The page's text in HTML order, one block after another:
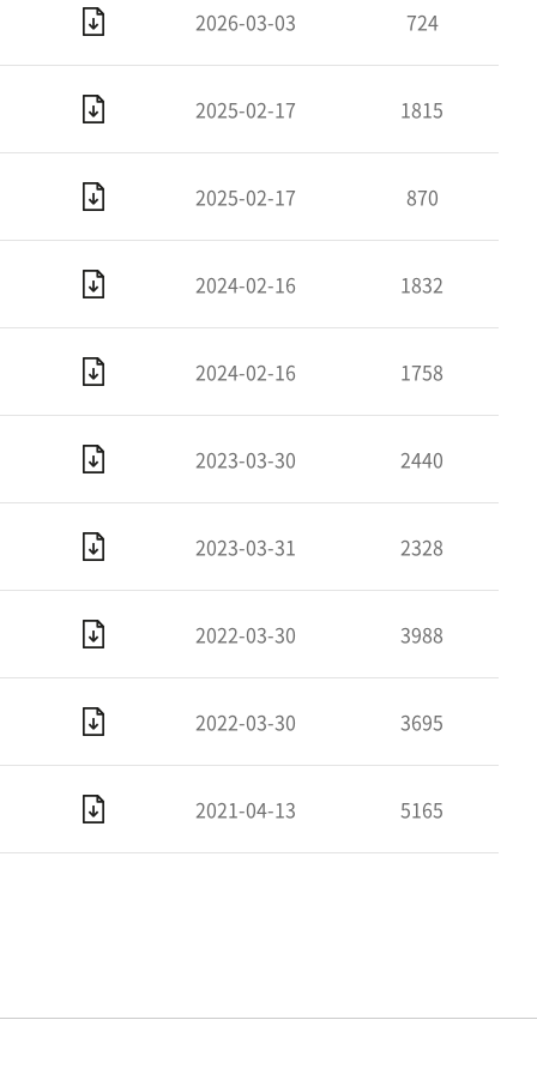
2026-03-03 724
2025-02-17 1815
2025-02-17 870
2024-02-16 1832
2024-02-16 1758
2023-03-30 2440
2023-03-31 2328
2022-03-30 3988
2022-03-30 3695
2021-04-13 5165